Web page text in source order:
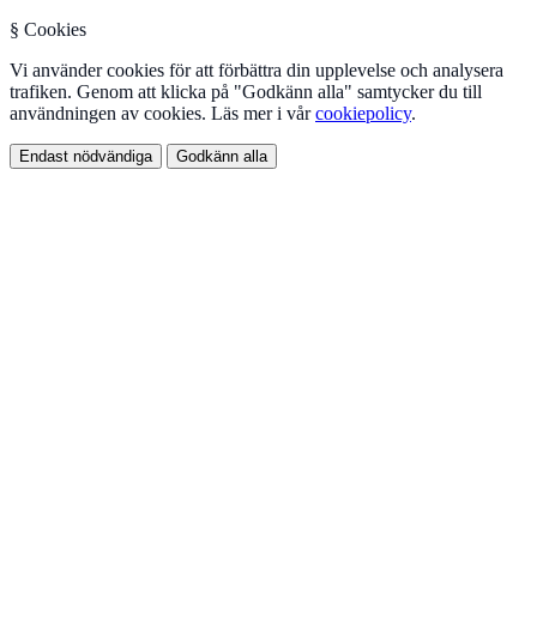
§ Cookies
Vi använder cookies för att förbättra din upplevelse och analysera
trafiken. Genom att klicka på "Godkänn alla" samtycker du till
användningen av cookies. Läs mer i vårcookiepolicy.
Endast nödvändiga Godkänn alla